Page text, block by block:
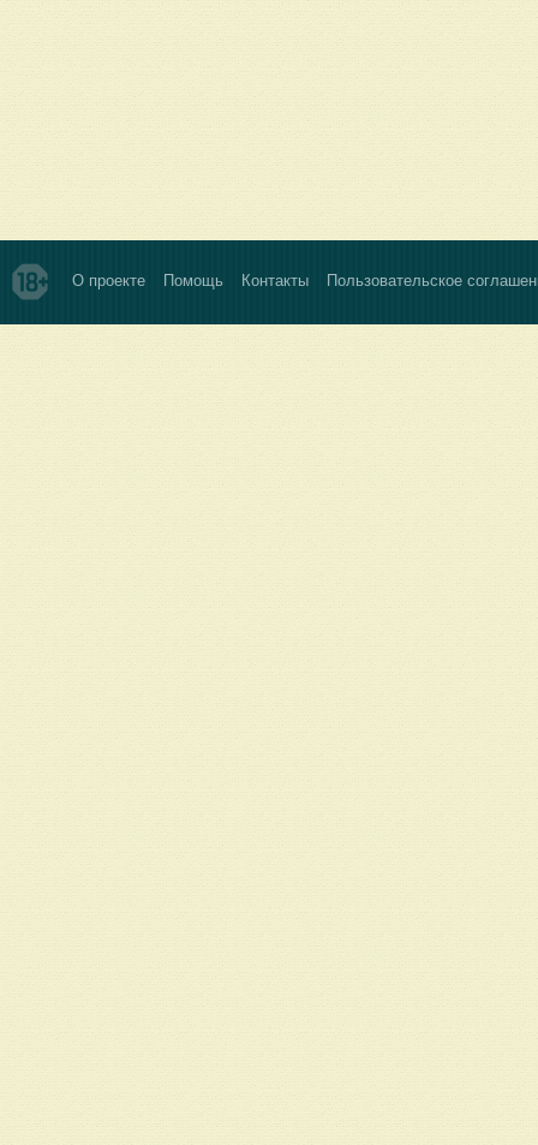
О проекте Помощь Контакты Пользовательское